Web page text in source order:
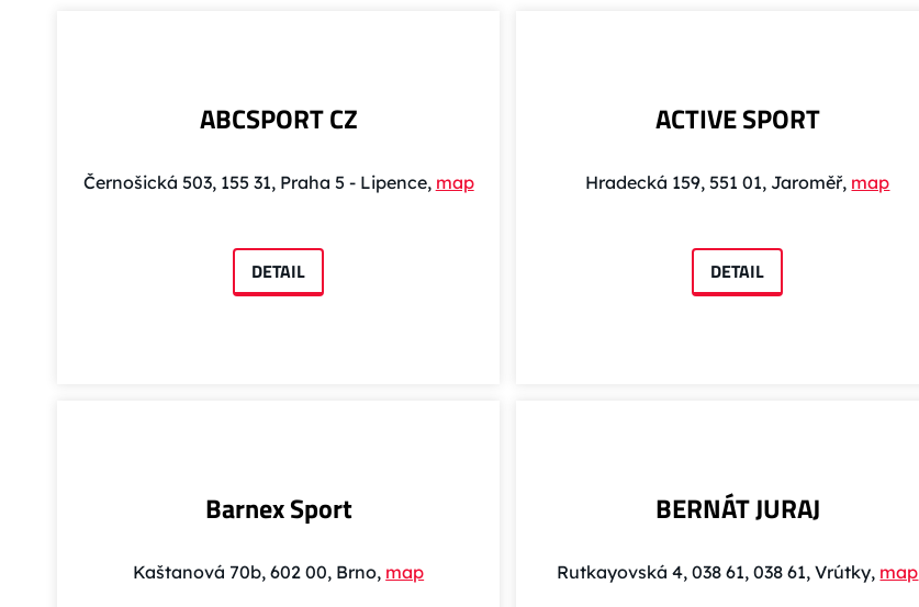
ABCSPORT CZ
Černošická 503, 155 31, Praha 5 - Lipence, map
DETAIL
ACTIVE SPORT
Hradecká 159, 551 01, Jaroměř, map
DETAIL
Barnex Sport
Kaštanová 70b, 602 00, Brno, map
BERNÁT JURAJ
Rutkayovská 4, 038 61, 038 61, Vrútky, map